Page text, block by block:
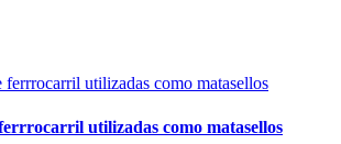
utilizadas como matasellos